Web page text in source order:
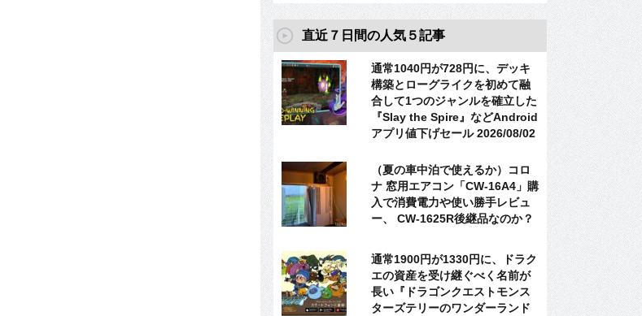
直近７日間の人気５記事
通常1040円が728円に、デッキ
構築とローグライクを初めて融
合して1つのジャンルを確立した
『Slay the Spire』などAndroid
アプリ値下げセール 2026/08/02
（夏の車中泊で使えるか）コロ
ナ 窓用エアコン「CW-16A4」購
入で消費電力や使い勝手レビュ
ー、 CW-1625R後継品なのか？
通常1900円が1330円に、ドラク
エの資産を受け継ぐべく名前が
長い『ドラゴンクエストモンス
ターズテリーのワンダーランド